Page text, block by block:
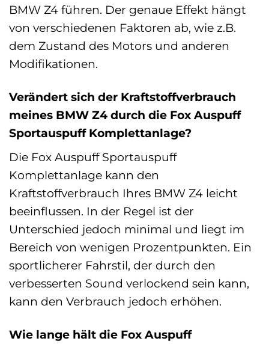
BMW Z4 führen. Der genaue Effekt hängt
von verschiedenen Faktoren ab, wie z.B.
dem Zustand des Motors und anderen
Modifikationen.
Verändert sich der Kraftstoffverbrauch
meines BMW Z4 durch die Fox Auspuff
Sportauspuff Komplettanlage?
Die Fox Auspuff Sportauspuff
Komplettanlage kann den
Kraftstoffverbrauch Ihres BMW Z4 leicht
beeinflussen. In der Regel ist der
Unterschied jedoch minimal und liegt im
Bereich von wenigen Prozentpunkten. Ein
sportlicherer Fahrstil, der durch den
verbesserten Sound verlockend sein kann,
kann den Verbrauch jedoch erhöhen.
Wie lange hält die Fox Auspuff